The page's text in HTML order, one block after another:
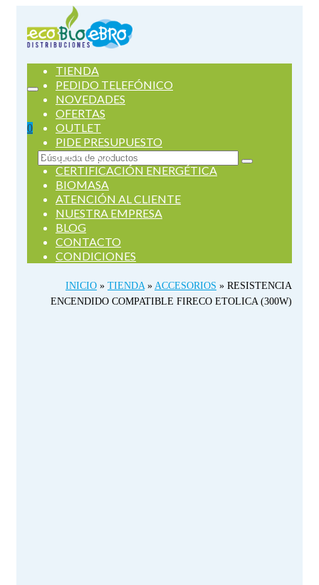
0
Buscar
por:
TIENDA
PEDIDO TELEFÓNICO
NOVEDADES
OFERTAS
OUTLET
PIDE PRESUPUESTO
SERVICIOS
CERTIFICACIÓN ENERGÉTICA
BIOMASA
ATENCIÓN AL CLIENTE
NUESTRA EMPRESA
BLOG
CONTACTO
CONDICIONES
INICIO » TIENDA » ACCESORIOS » RESISTENCIA
ENCENDIDO COMPATIBLE FIRECO ETOLICA (300W)